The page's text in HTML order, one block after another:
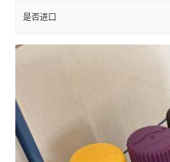
是否进口